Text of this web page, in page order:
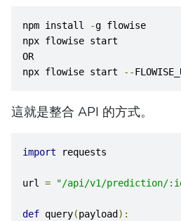
npm install -g flowise
npx flowise start
OR
npx flowise start
--
這就是整合 API 的方式。
import requests
url = "/api/v1/prediction/
def query(payload ):